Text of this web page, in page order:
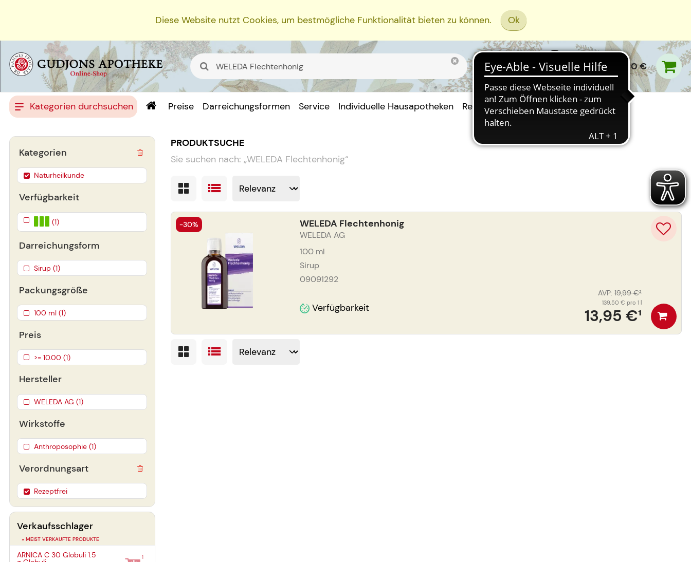
Diese Website nutzt Cookies, um bestmögliche Funktionalität bieten zu können. Ok
0,00 €
Kategorien durchsuchen Preise Darreichungsformen Service Individuelle Hausapotheken Rezept Einreichen
PRODUKTSUCHE
Sie suchen nach: „WELEDA Flechtenhonig“
WELEDA Flechtenhonig
WELEDA AG
100 ml
Sirup
09091292
Verfügbarkeit 13,95 €¹
AVP: 19,99 €²
139,50 € pro 1 l
-30%
Verfügbarkeit
(1)
Darreichungsform
Sirup (1)
Packungsgröße
100 ml (1)
Preis
>= 10.00 (1)
Hersteller
WELEDA AG (1)
Wirkstoffe
Anthroposophie (1)
Kategorien
Naturheilkunde
Verordnungsart
Rezeptfrei
Verkaufsschlager
» MEIST VERKAUFTE PRODUKTE
ARNICA C 30 Globuli1.5 1